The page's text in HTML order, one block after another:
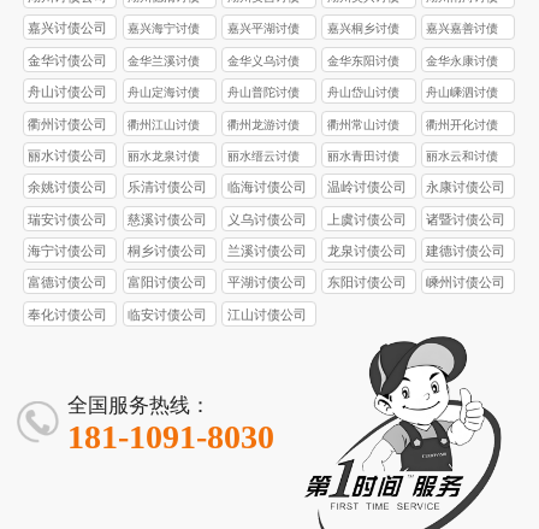
公司
公司
公司
公司
嘉兴讨债公司
嘉兴海宁讨债
公司
嘉兴平湖讨债
公司
嘉兴桐乡讨债
公司
嘉兴嘉善讨债
公司
金华讨债公司
金华兰溪讨债
公司
金华义乌讨债
公司
金华东阳讨债
公司
金华永康讨债
公司
舟山讨债公司
舟山定海讨债
公司
舟山普陀讨债
公司
舟山岱山讨债
公司
舟山嵊泗讨债
公司
衢州讨债公司
衢州江山讨债
公司
衢州龙游讨债
公司
衢州常山讨债
公司
衢州开化讨债
公司
丽水讨债公司
丽水龙泉讨债
公司
丽水缙云讨债
公司
丽水青田讨债
公司
丽水云和讨债
公司
余姚讨债公司 乐清讨债公司 临海讨债公司 温岭讨债公司 永康讨债公司
瑞安讨债公司 慈溪讨债公司 义乌讨债公司 上虞讨债公司 诸暨讨债公司
海宁讨债公司 桐乡讨债公司 兰溪讨债公司 龙泉讨债公司 建德讨债公司
富德讨债公司 富阳讨债公司 平湖讨债公司 东阳讨债公司 嵊州讨债公司
奉化讨债公司 临安讨债公司 江山讨债公司
全国服务热线：
181-1091-8030